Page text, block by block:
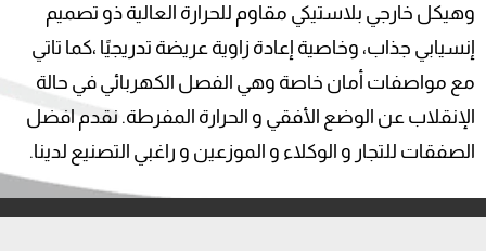
وهيكل خارجي بلاستيكي مقاوم للحرارة العالية ذو تصميم
إنسيابي جذاب، وخاصية إعادة زاوية عريضة تدريجيًا ،كما تاتي
مع مواصفات أمان خاصة وهي الفصل الكهربائي في حالة
الإنقلاب عن الوضع الأفقي و الحرارة المفرطة. نقدم افضل
الصفقات للتجار و الوكلاء و الموزعين و راغبي التصنيع لدينا.